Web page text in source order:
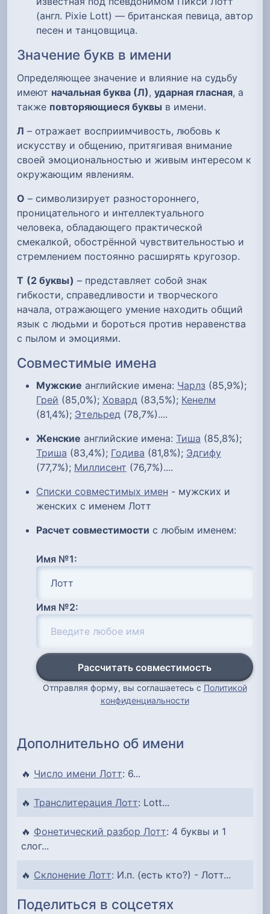
(англ. Pixie Lott) — британская певица, автор
песен и танцовщица.
Значение букв в имени
Определяющее значение и влияние на судьбу
имеют начальная буква (Л), ударная гласная, а
также повторяющиеся буквы в имени.
Л – отражает восприимчивость, любовь к
искусству и общению, притягивая внимание
своей эмоциональностью и живым интересом к
окружающим явлениям.
О – символизирует разностороннего,
проницательного и интеллектуального
человека, обладающего практической
смекалкой, обострённой чувствительностью и
стремлением постоянно расширять кругозор.
Т (2 буквы) – представляет собой знак
гибкости, справедливости и творческого
начала, отражающего умение находить общий
язык с людьми и бороться против неравенства
с пылом и эмоциями.
Совместимые имена
Мужские английские имена: Чарлз (85,9%);
Грей (85,0%); Ховард (83,5%); Кенелм
(81,4%); Этельред (78,7%)....
Женские английские имена: Тиша (85,8%);
Триша (83,4%); Годива (81,8%); Эдгифу
(77,7%); Миллисент (76,7%)....
Списки совместимых имен - мужских и
женских с именем Лотт
Расчет совместимости с любым именем:
Имя №1:
Имя №2:
Рассчитать совместимость
Отправляя форму, вы соглашаетесь с Политикой
конфиденциальности
Дополнительно об имени
🔥 Число имени Лотт: 6...
🔥 Транслитерация Лотт: Lott...
🔥 Фонетический разбор Лотт: 4 буквы и 1
слог...
🔥 Склонение Лотт: И.п. (есть кто?) - Лотт...
Поделиться в соцсетях